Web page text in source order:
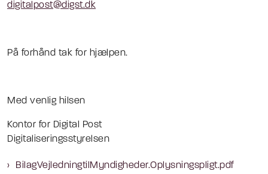
digitalpost@digst.dk
På forhånd tak for hjælpen.
Med venlig hilsen
Kontor for Digital Post
Digitaliseringsstyrelsen
BilagVejledningtilMyndigheder.Oplysningspligt.pdf